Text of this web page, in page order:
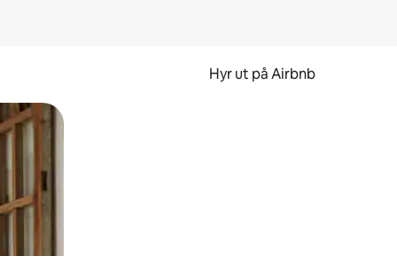
Hyr ut på Airbnb